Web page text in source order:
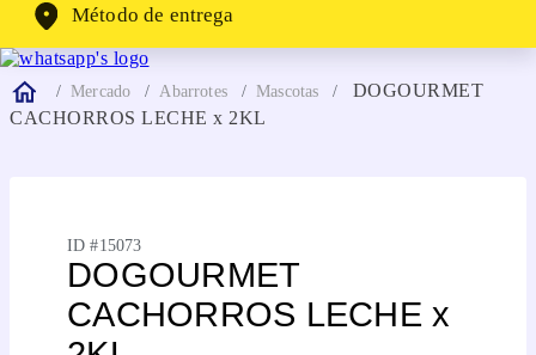
Método de entrega
Mercado Abarrotes Mascotas
DOGOURMET
CACHORROS LECHE x 2KL
ID #15073
DOGOURMET
CACHORROS LECHE x